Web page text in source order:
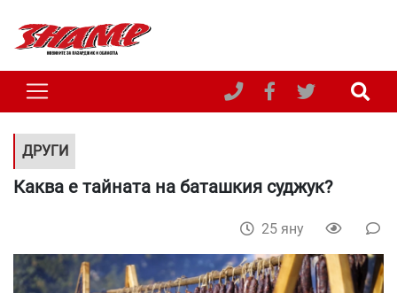
ДРУГИ
Каква е тайната на баташкия суджук?
25 яну